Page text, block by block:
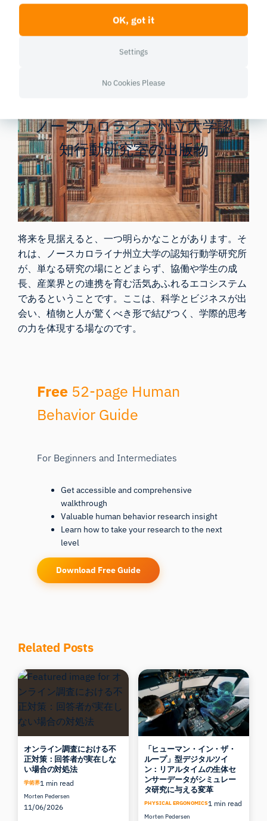
貢献するだけでなく、ノースカロライナ州立大学がイ
ノベーションと卓越性の拠点としての評価を高めるこ
とにもつながっている。
ノースカロライナ州立大学認
知行動研究室の出版物
将来を見据えると、一つ明らかなことがあります。そ
れは、ノースカロライナ州立大学の認知行動学研究所
が、単なる研究の場にとどまらず、協働や学生の成
長、産業界との連携を育む活気あふれるエコシステム
であるということです。ここは、科学とビジネスが出
会い、植物と人が驚くべき形で結びつく、学際的思考
の力を体現する場なのです。
Free 52-page Human
Behavior Guide
For Beginners and Intermediates
Get accessible and comprehensive
walkthrough
Valuable human behavior research insight
Learn how to take your research to the next
level
Download Free Guide
Related Posts
オンライン調査における不
正対策：回答者が実在しな
い場合の対処法
学術界1 min read
Morten Pedersen
11/06/2026
「ヒューマン・イン・ザ・
ループ」型デジタルツイ
ン：リアルタイムの生体セ
ンサーデータがシミュレー
タ研究に与える変革
PHYSICAL ERGONOMICS1 min read
Morten Pedersen
OK, got it
Settings
No Cookies Please